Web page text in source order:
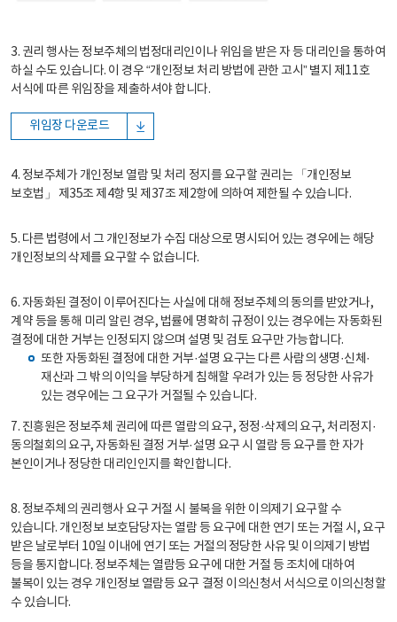
3. 권리 행사는 정보주체의 법정대리인이나 위임을 받은 자 등 대리인을 통하여
하실 수도 있습니다. 이 경우 “개인정보 처리 방법에 관한 고시” 별지 제11호
서식에 따른 위임장을 제출하셔야 합니다.
위임장 다운로드
4. 정보주체가 개인정보 열람 및 처리 정지를 요구할 권리는 「개인정보
보호법」 제35조 제4항 및 제37조 제2항에 의하여 제한될 수 있습니다.
5. 다른 법령에서 그 개인정보가 수집 대상으로 명시되어 있는 경우에는 해당
개인정보의 삭제를 요구할 수 없습니다.
6. 자동화된 결정이 이루어진다는 사실에 대해 정보주체의 동의를 받았거나,
계약 등을 통해 미리 알린 경우, 법률에 명확히 규정이 있는 경우에는 자동화된
결정에 대한 거부는 인정되지 않으며 설명 및 검토 요구만 가능합니다.
또한 자동화된 결정에 대한 거부·설명 요구는 다른 사람의 생명·신체·
재산과 그 밖의 이익을 부당하게 침해할 우려가 있는 등 정당한 사유가
있는 경우에는 그 요구가 거절될 수 있습니다.
7. 진흥원은 정보주체 권리에 따른 열람의 요구, 정정·삭제의 요구, 처리정지·
동의철회의 요구, 자동화된 결정 거부·설명 요구 시 열람 등 요구를 한 자가
본인이거나 정당한 대리인인지를 확인합니다.
8. 정보주체의 권리행사 요구 거절 시 불복을 위한 이의제기 요구할 수
있습니다. 개인정보 보호담당자는 열람 등 요구에 대한 연기 또는 거절 시, 요구
받은 날로부터 10일 이내에 연기 또는 거절의 정당한 사유 및 이의제기 방법
등을 통지합니다. 정보주체는 열람등 요구에 대한 거절 등 조치에 대하여
불복이 있는 경우 개인정보 열람등 요구 결정 이의신청서 서식으로 이의신청할
수 있습니다.